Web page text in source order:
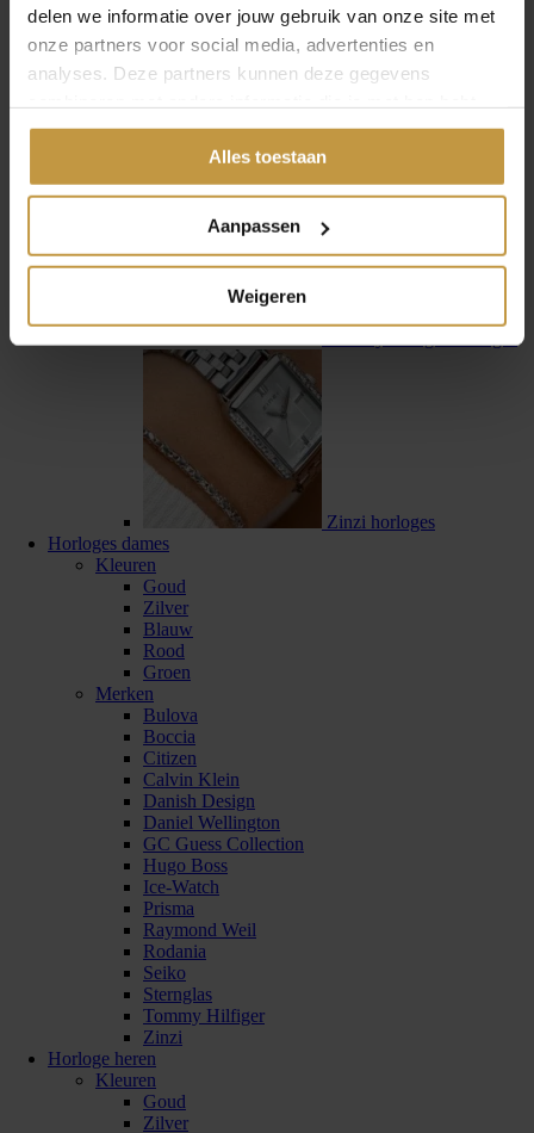
delen we informatie over jouw gebruik van onze site met
onze partners voor social media, advertenties en
analyses. Deze partners kunnen deze gegevens
gedeeld of die ze hebben verzameld via jouw gebruik van
Alles toestaan
Aanpassen
Weigeren
Swiss Military Hanowa
Zinzi horloges
Horloges dames
Kleuren
Goud
Zilver
Blauw
Rood
Groen
Merken
Bulova
Boccia
Citizen
Calvin Klein
Danish Design
Daniel Wellington
GC Guess Collection
Hugo Boss
Ice-Watch
Prisma
Raymond Weil
Rodania
Seiko
Sternglas
Tommy Hilfiger
Zinzi
Horloge heren
Kleuren
Goud
Zilver